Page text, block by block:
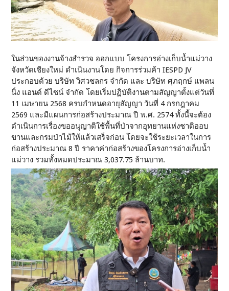
ในส่วนของงานจ้างสำรวจ ออกแบบ โครงการอ่างเก็บน้ำแม่วาง
จังหวัดเชียงใหม่ ดำเนินงานโดย กิจการร่วมค้า IESPD JV
ประกอบด้วย บริษัท วิศวชลกร จำกัด และ บริษัท ศุภฤกษ์ แพลน
นิ่ง แอนด์ ดีไซน์ จำกัด โดยเริ่มปฏิบัติงานตามสัญญาตั้งแต่วันที่
11 เมษายน 2568 ครบกำหนดอายุสัญญา วันที่ 4 กรกฎาคม
2569 และมีแผนการก่อสร้างประมาณ ปี พ.ศ. 2574 ทั้งนี้จะต้อง
ดำเนินการเรื่องขออนุญาติใช้พื้นที่ป่าจากอุทยานแห่งชาติออบ
ขานและกรมป่าไม้ให้แล้วเสร็จก่อน โดยจะใช้ระยะเวลาในการ
ก่อสร้างประมาณ 8 ปี ราคาค่าก่อสร้างของโครงการอ่างเก็บน้ำ
แม่วาง รวมทั้งหมดประมาณ 3,037.75 ล้านบาท.